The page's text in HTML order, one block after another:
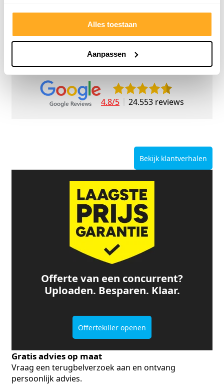
Alles toestaan
Aanpassen
9/10 5272 reviews
4.8/5 24.553 reviews
Bekijk klantverhalen
Offerte van een concurrent?
Uploaden. Besparen. Klaar.
Offertekiller openen
Gratis advies op maat
Vraag een terugbelverzoek aan en ontvang
persoonlijk advies.